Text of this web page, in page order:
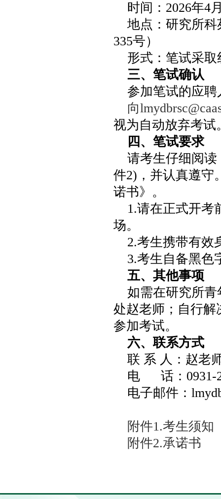
时间：2026年4
地点：研究所
335号）
形式：笔试采
三、笔试确认
参加笔试的应聘
向
视为自动放弃考试
四、笔试要求
请考生仔细阅
件2)，并认真遵守
诺书》。
1.请在正式开考
场。
2.考生携带有效
3.考生自备黑色
五、其他事项
如需在研究所
处赵老师；自行解
参加考试。
六、联系方式
联 系 人：赵老
电 话：0931-
电子邮件：
附件1.考生须知
附件2.承诺书